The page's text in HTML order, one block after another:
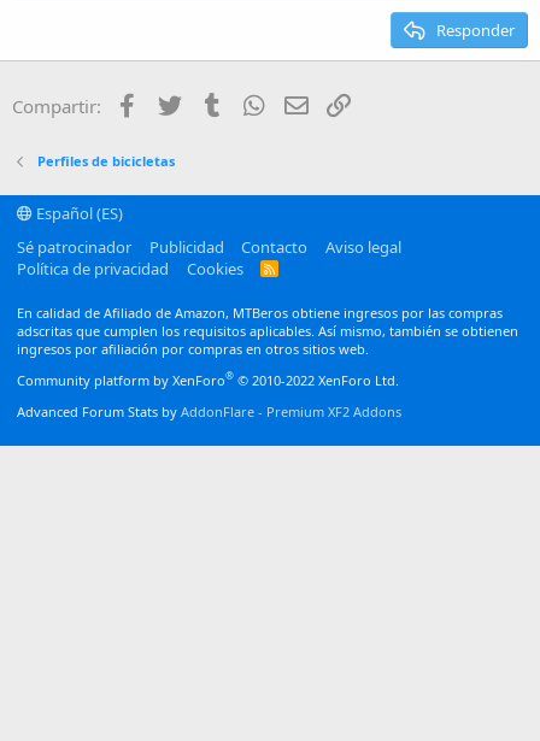
Trebuchet MS
Responder
Compartir: Facebook
Twitter TumblrWhatsApp
Email
Perfiles de bicicletas
Español (ES)
Sé patrocinador
Publicidad Contacto
Aviso legal
Política de privacidad
Cookies
R
En calidad de Afiliado de Amazon, MTBeros obtiene ingresos por las compras
adscritas que cumplen los requisitos aplicables. Así mismo, también se obtienen
ingresos por afiliación por compras en otros sitios web.
Community platform by XenForo® © 2010-2022 XenForo Ltd.
Advanced Forum Stats by AddonFlare - Premium XF2 Addons